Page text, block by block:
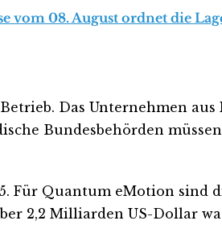
vom 08. August ordnet die
Das Unternehmen
Bundesbehörden
Für Quantum eMotion
2,2 Milliarden US-Dollar